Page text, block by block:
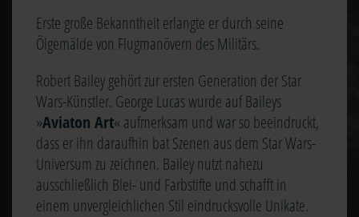
Erste große Bekanntheit erlangte er durch seine
Ölgemälde von Flugmanövern des Militärs.
Robert Bailey gehört zur ersten Generation der Star
Wars-Künstler. George Lucas wurde auf Baileys
»Aviaton Art« aufmerksam und war so beeindruckt,
dass er ihn daraufhin bat Szenen aus dem Star Wars-
Universum zu zeichnen. Bailey nutzt nahezu
ausschließlich Blei- und Farbstifte und schafft in
einem unvergleichlichen Stil eindrucksvolle Unikate.